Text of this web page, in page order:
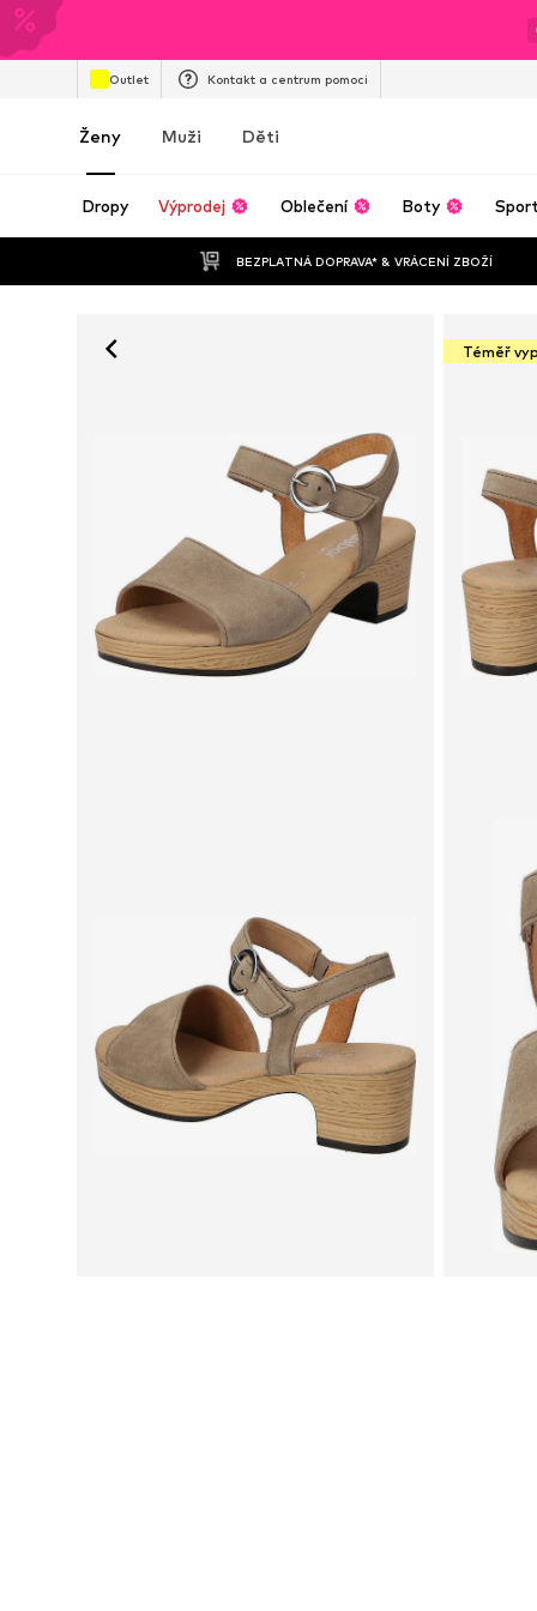
Outlet Kontakt a centrum pomoci
Ženy Muži Děti
Dropy Výprodej Oblečení Boty Sport
BEZPLATNÁ DOPRAVA* & VRÁCENÍ ZBOŽÍ
Téměř